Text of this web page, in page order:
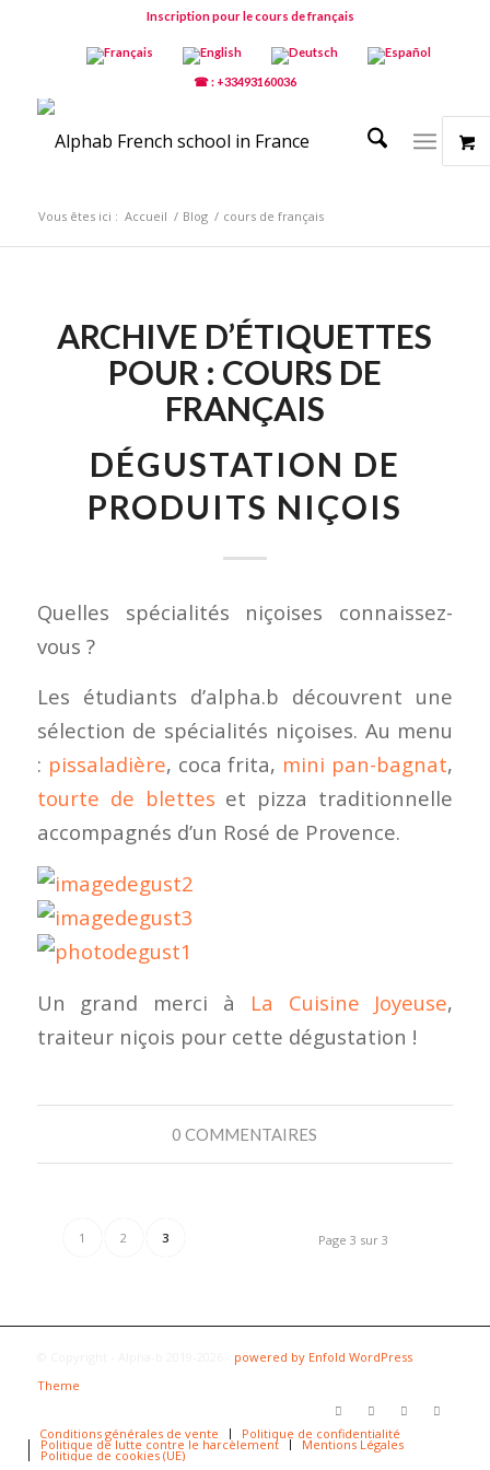
Inscription pour le cours de français
☎ : +33493160036
Vous êtes ici : Accueil / Blog / cours de français
ARCHIVE D’ÉTIQUETTES
POUR : COURS DE
FRANÇAIS
DÉGUSTATION DE
PRODUITS NIÇOIS
Quelles spécialités niçoises connaissez-
vous ?
Les étudiants d’alpha.b découvrent une
sélection de spécialités niçoises. Au menu
: pissaladière, coca frita, mini pan-bagnat,
tourte de blettes et pizza traditionnelle
accompagnés d’un Rosé de Provence.
Un grand merci à La Cuisine Joyeuse,
traiteur niçois pour cette dégustation !
0 COMMENTAIRES
Page 3 sur 3
1 2 3
powered by Enfold WordPress
Theme
Conditions générales de vente Politique de confidentialité
Politique de lutte contre le harcèlement Mentions Légales
Politique de cookies (UE)